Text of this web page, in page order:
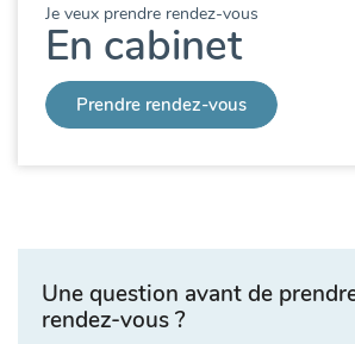
Je veux prendre rendez-vous
En cabinet
Prendre rendez-vous
Une question avant de
rendez-vous ?